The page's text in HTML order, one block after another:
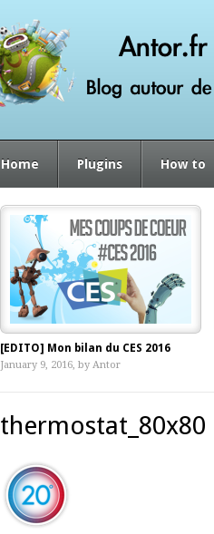
Home Plugins How to
[EDITO] Mon bilan du CES 2016
January 9, 2016, by Antor
thermostat_80x80